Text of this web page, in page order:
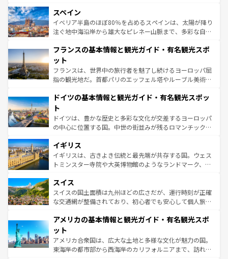
ろん、トスカーナの美しい田園風景やアマルフィ海岸の絶
景など、自然景観も見逃せない。観光の合間には、本場の
ピザやパスタなど、絶品のイタリア料理を堪能することも
ませてくれるイタリアで、忘れられない旅をしてみよう！
なお、新着のイタリア情報は
しい。
スペイン
イベリア半島のほぼ80％を占めるスペインは、太陽が降り
注ぐ地中海沿岸から雄大なピレネー山脈まで、多彩な自然
文化が根付くこの国では、情熱的なフラメンコ、熱気あふ
れる闘牛、そして美味しいタパスが生活の一部となってい
る。首都マドリードの洗練された雰囲気や、バルセロナの
アートに溢れた街角から、地方では古代ローマ遺跡や中世
せる。地方によって風土や気候が異なるスペインはその個
ンテンツ一覧 を参照してほしい。
フランスの基本情報と観光ガイド・有名観光スポ
ット
フランスは、世界中の旅行者を魅了し続けるヨーロッパ屈
指の観光地だ。首都パリのエッフェル塔やルーブル美術館
で、幅広い魅力が詰まっている。華麗な宮殿、歴史的な大
聖堂、美しいビーチ、そして豊かな自然が、訪れる者を心
から魅了する。また、フランスは美食の国としても知ら
れ、フランス料理はユネスコ無形文化遺産にも登録されて
香り高いラベンダー畑など、多彩な楽しみ方が可能だ。さ
らに、パリ以外の地域にも魅力が溢れており、どの街角に
も豊かな歴史と文化が息づいている。パリ以外の個性あふ
を参照してほしい。
ドイツの基本情報と観光ガイド・有名観光スポッ
ト
ドイツは、豊かな歴史と多彩な文化が交差するヨーロッパ
の中心に位置する国。中世の街並みが残るロマンチック街
顔を持つこの国は、どこを歩いても飽きることがない。ベ
ルリンの文化的活気、バイエルン州のアルプスの絶景、そ
してライン川沿いのワイン畑といった風景は必見。ビール
は、お酒好きな人にはぜひ体験してほしい。 なお、新着の
ドイツ情報はコンテンツ一覧を参照してほしい。
イギリス
イギリスは、古きよき伝統と最先端が共存する国。ウェス
トミンスター寺院や大英博物館のようなランドマーク、歴
リアごとに異なる魅力がある。また、優雅なアフタヌーン
ティー、ビール好きにはたまらない英国パブ、サッカー観
戦など、本場だからこそできる体験も豊富。イギリスを旅
ンツ一覧を参照してほしい。
スイス
スイスの国土面積は九州ほどの広さだが、運行時刻が正確
な交通網が整備されており、初心者でも安心して個人旅行
の建物がそのまま残る町や、スイスならではのユニークな
博物館もあり、アルプス観光だけでなく町歩きも満喫する
ことができる。国民の所得が高いため物価も高いが、旅行
者向けの交通パス提供のサービスもあり、うまく活用すれ
アメリカの基本情報と観光ガイド・有名観光スポ
ット
アメリカ合衆国は、広大な土地と多様な文化が魅力の国。
東海岸の都市部から西海岸のカリフォルニアまで、訪れる